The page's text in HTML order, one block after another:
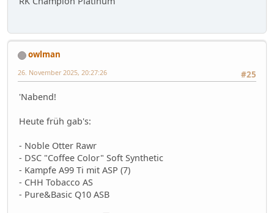
owlman
#25
26. November 2025, 20:27:26
'Nabend!
Heute früh gab's:
- Noble Otter Rawr
- DSC "Coffee Color" Soft Synthetic
- Kampfe A99 Ti mit ASP (7)
- CHH Tobacco AS
- Pure&Basic Q10 ASB